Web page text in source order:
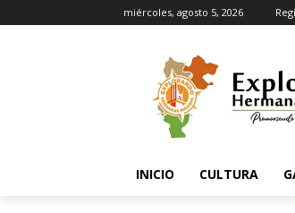
miércoles, agosto 5, 2026
INICIO CULTURA